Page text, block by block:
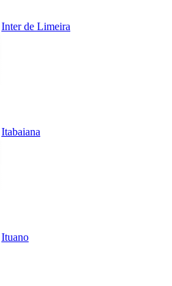
Inter de Limeira
Itabaiana
Ituano